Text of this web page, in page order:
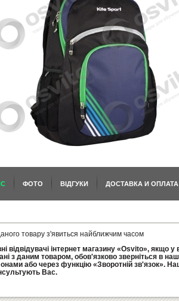
ФОТО ВІДГУКИ ДОСТАВКА И ОПЛАТА
товару з'явиться найближчим часом
відвідувачі інтернет магазину «Osvito», якщо
з даним товаром, обов'язково зверніться в
або через функцію «Зворотній зв'язок».
Вас.